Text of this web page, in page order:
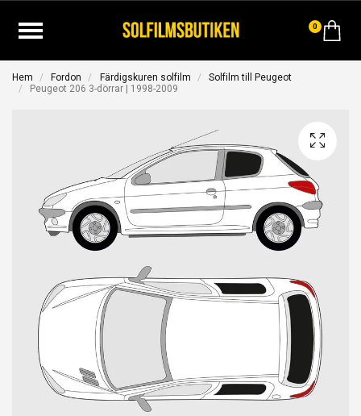
0
Hem Fordon Färdigskuren solfilm
Solfilm till Peugeot
Peugeot 206 3-dörrar | 1998-2009